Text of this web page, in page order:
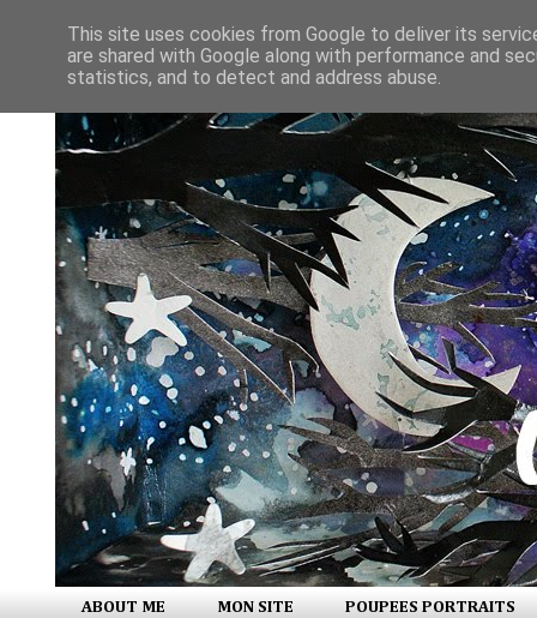
ABOUT ME MON SITE POUPEES PORTRAITS
This site uses cookies from Google to deliver its
are shared with Google along with performance and
statistics, and to detect and address abuse.